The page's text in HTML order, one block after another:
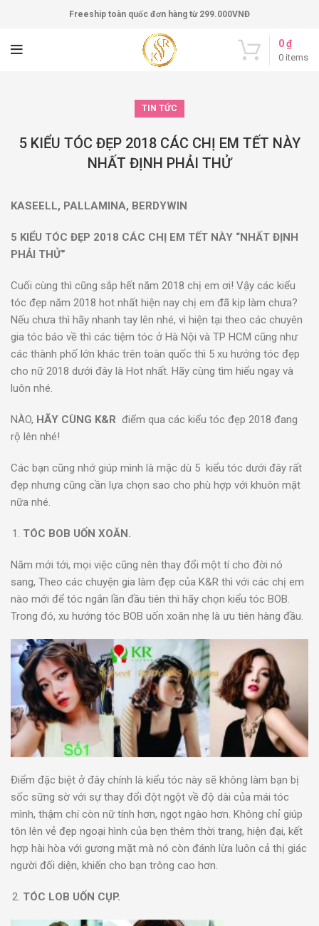
Freeship toàn quốc đơn hàng từ 299.000VNĐ
0 items
0₫
TIN TỨC
5 KIỂU TÓC ĐẸP 2018 CÁC CHỊ EM TẾT NÀY
NHẤT ĐỊNH PHẢI THỬ
KASEELL, PALLAMINA, BERDYWIN
5 KIỂU TÓC ĐẸP 2018 CÁC CHỊ EM TẾT NÀY “NHẤT ĐỊNH
PHẢI THỬ”
Cuối cùng thì cũng sắp hết năm 2018 chị em ơi! Vậy các kiểu
tóc đẹp năm 2018 hot nhất hiện nay chị em đã kịp làm chưa?
Nếu chưa thì hãy nhanh tay lên nhé, vì hiện tại theo các chuyên
gia tóc báo về thì các tiệm tóc ở Hà Nội và TP HCM cũng như
các thành phố lớn khác trên toàn quốc thì 5 xu hướng tóc đẹp
cho nữ 2018 dưới đây là Hot nhất. Hãy cùng tìm hiểu ngay và
luôn nhé.
NÀO, HÃY CÙNG K&R điểm qua các kiểu tóc đẹp 2018 đang
rộ lên nhé!
Các bạn cũng nhớ giúp mình là mặc dù 5 kiểu tóc dưới đây rất
đẹp nhưng cũng cần lựa chọn sao cho phù hợp với khuôn mặt
nữa nhé.
TÓC BOB UỐN XOĂN.
Năm mới tới, mọi việc cũng nên thay đổi một tí cho đời nó
sang, Theo các chuyện gia làm đẹp của K&R thì với các chị em
nào mới để tóc ngắn lần đầu tiên thì hãy chọn kiểu tóc BOB.
Trong đó, xu hướng tóc BOB uốn xoăn nhẹ là ưu tiên hàng đầu.
Điểm đặc biệt ở đây chính là kiểu tóc này sẽ không làm bạn bị
sốc sững sờ với sự thay đổi đột ngột về độ dài của mái tóc
mình, thậm chí còn nữ tính hơn, ngọt ngào hơn. Không chỉ giúp
tôn lên vẻ đẹp ngoại hình của bẹn thêm thời trang, hiện đại, kết
hợp hài hòa với gương mặt mà nó còn đánh lừa luôn cả thị giác
người đối diện, khiến cho bạn trông cao hơn.
TÓC LOB UỐN CỤP.